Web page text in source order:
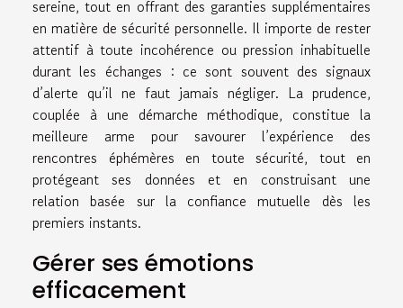
sereine, tout en offrant des garanties supplémentaires
en matière de sécurité personnelle. Il importe de rester
attentif à toute incohérence ou pression inhabituelle
durant les échanges : ce sont souvent des signaux
d’alerte qu’il ne faut jamais négliger. La prudence,
couplée à une démarche méthodique, constitue la
meilleure arme pour savourer l’expérience des
rencontres éphémères en toute sécurité, tout en
protégeant ses données et en construisant une
relation basée sur la confiance mutuelle dès les
premiers instants.
Gérer ses émotions
efficacement